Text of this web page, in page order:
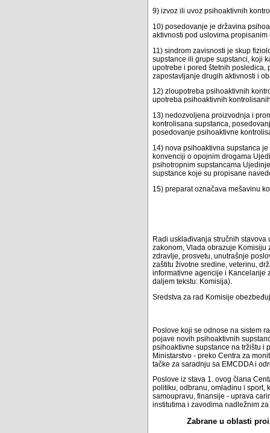
9) izvoz ili uvoz psihoaktivnih
10) posedovanje je državina
aktivnosti pod uslovima
11) sindrom zavisnosti je skup
supstance ili grupe supstanci, koji
upotrebe i pored štetnih posledica,
zapostavljanje drugih aktivnosti i
12) zloupotreba psihoaktivnih
upotreba psihoaktivnih
13) nedozvoljena proizvodnja i
kontrolisana supstanca,
posedovanje psihoaktivne
14) nova psihoaktivna supstanca
konvenciji o opojnim drogama
psihotropnim supstancama
supstance koje su propisane
15) preparat označava mešavinu
Radi usklađivanja stručnih
zakonom, Vlada obrazuje
zdravlje, prosvetu, unutrašnje
zaštitu životne sredine, veterinu,
informativne agencije i Kancelarije
daljem tekstu: Komisija).
Sredstva za rad Komisije
Poslove koji se odnose na sistem
pojave novih psihoaktivnih
psihoaktivne supstance na tržištu i
Ministarstvo - preko Centra za
tačke za saradnju sa EMCDDA i
Poslove iz stava 1. ovog člana
politiku, odbranu, omladinu i sport,
samoupravu, finansije - uprava
institutima i zavodima nadležnim
Zabrane u oblasti